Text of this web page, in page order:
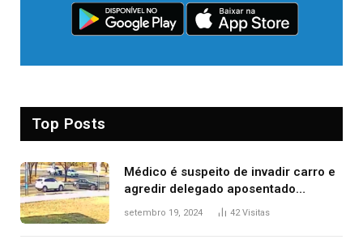
Top Posts
Médico é suspeito de invadir carro e
agredir delegado aposentado
durante confusão no trânsito
setembro 19, 2024 42Visitas